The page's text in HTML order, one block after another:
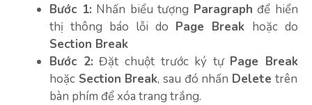
Bước 1: Nhấn biểu tượng Paragraph để hiển
thị thông báo lỗi do Page Break hoặc do
Section Break
Bước 2: Đặt chuột trước ký tự Page Break
hoặc Section Break, sau đó nhấn Deletetrên
bàn phím để xóa trang trắng.